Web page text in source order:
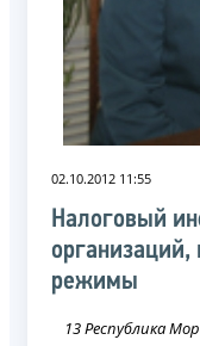
02.10.2012 11:55
Налоговый
режимы
13 Республика